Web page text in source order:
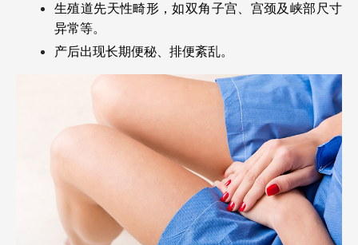
生殖道先天性畸形，如双角子宫、宫颈及峡部尺寸
异常等。
产后出现长期便秘、排便紊乱。